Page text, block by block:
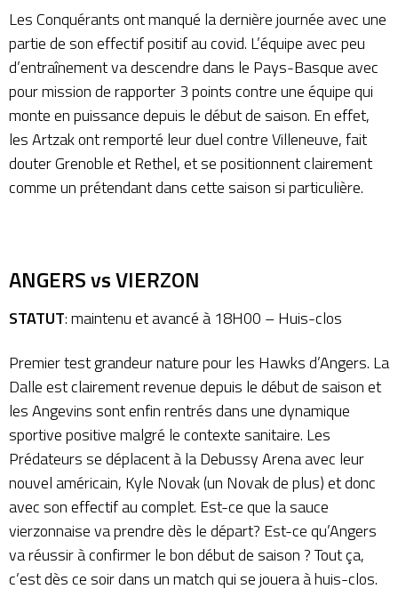
Les Conquérants ont manqué la dernière journée avec une
partie de son effectif positif au covid. L’équipe avec peu
d’entraînement va descendre dans le Pays-Basque avec
pour mission de rapporter 3 points contre une équipe qui
monte en puissance depuis le début de saison. En effet,
les Artzak ont remporté leur duel contre Villeneuve, fait
douter Grenoble et Rethel, et se positionnent clairement
comme un prétendant dans cette saison si particulière.
ANGERS vs VIERZON
STATUT: maintenu et avancé à 18H00 – Huis-clos
Premier test grandeur nature pour les Hawks d’Angers. La
Dalle est clairement revenue depuis le début de saison et
les Angevins sont enfin rentrés dans une dynamique
sportive positive malgré le contexte sanitaire. Les
Prédateurs se déplacent à la Debussy Arena avec leur
nouvel américain, Kyle Novak (un Novak de plus) et donc
avec son effectif au complet. Est-ce que la sauce
vierzonnaise va prendre dès le départ? Est-ce qu’Angers
va réussir à confirmer le bon début de saison ? Tout ça,
c’est dès ce soir dans un match qui se jouera à huis-clos.